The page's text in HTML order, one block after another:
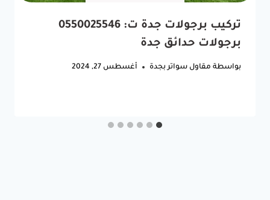
تركيب برجولات جدة ت: 0550025546
برجولات حدائق جدة
بواسطة مقاول سواتر بجدة أغسطس 27, 2024